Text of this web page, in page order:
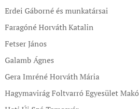
Erdei Gáborné és munkatársai
Faragóné Horváth Katalin
Fetser János
Galamb Ágnes
Gera Imréné Horváth Mária
Hagymavirág Foltvarró Egyesület Makó